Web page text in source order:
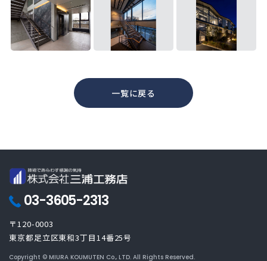
一覧に戻る
03-3605-2313
〒120-0003
東京都足立区東和3丁目14番25号
Copyright © MIURA KOUMUTEN Co., LTD. All Rights Reserved.